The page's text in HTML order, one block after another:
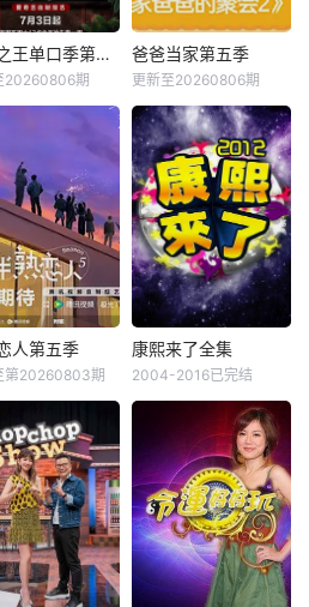
喜剧之王单口季第三季
20260806期
爸爸当家第五季
更新至20260806期
人第五季
第20260803期
康熙来了全集
2004-2016已完结